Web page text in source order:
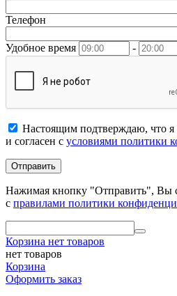
Телефон
Удобное время -
Настоящим подтверждаю, что я
и согласен с условиями политики
Отправить
Нажимая кнопку "Отправить", Вы
с правилами политики
Корзина нет товаров
нет товаров
Корзина
Оформить заказ